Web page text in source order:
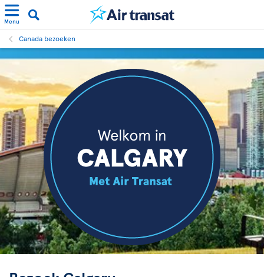
Menu
Canada bezoeken